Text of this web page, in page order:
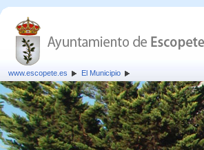
www.escopete.es El Municipio